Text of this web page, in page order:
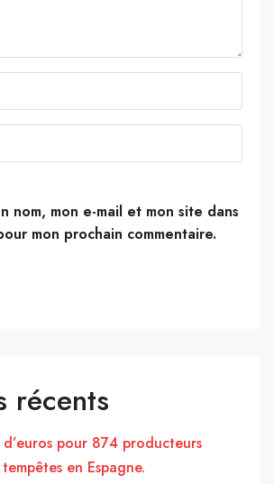
nom, mon e-mail et mon site dans
mon prochain commentaire.
récents
pour 874 producteurs
en Espagne.